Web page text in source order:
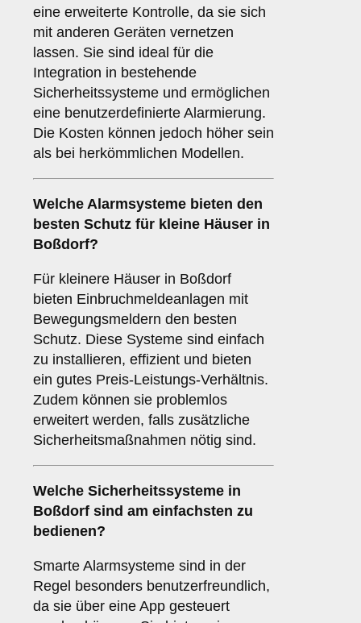
eine erweiterte Kontrolle, da sie sich
mit anderen Geräten vernetzen
lassen. Sie sind ideal für die
Integration in bestehende
Sicherheitssysteme und ermöglichen
eine benutzerdefinierte Alarmierung.
Die Kosten können jedoch höher sein
als bei herkömmlichen Modellen.
Welche Alarmsysteme bieten den
besten Schutz für kleine Häuser in
Boßdorf?
Für kleinere Häuser in Boßdorf
bieten Einbruchmeldeanlagen mit
Bewegungsmeldern den besten
Schutz. Diese Systeme sind einfach
zu installieren, effizient und bieten
ein gutes Preis-Leistungs-Verhältnis.
Zudem können sie problemlos
erweitert werden, falls zusätzliche
Sicherheitsmaßnahmen nötig sind.
Welche Sicherheitssysteme in
Boßdorf sind am einfachsten zu
bedienen?
Smarte Alarmsysteme sind in der
Regel besonders benutzerfreundlich,
da sie über eine App gesteuert